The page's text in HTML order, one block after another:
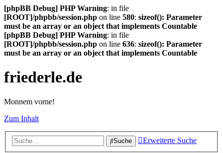
[phpBB Debug] PHP Warning: in file
[ROOT]/phpbb/session.php on line 580: sizeof(): Parameter
must be an array or an object that implements Countable
[phpBB Debug] PHP Warning: in file
[ROOT]/phpbb/session.php on line 636: sizeof(): Parameter
must be an array or an object that implements Countable
friederle.de
Monnem vorne!
Zum Inhalt
Suche Erweiterte Suche